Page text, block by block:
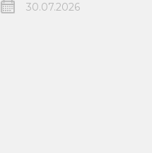
30.07.2026